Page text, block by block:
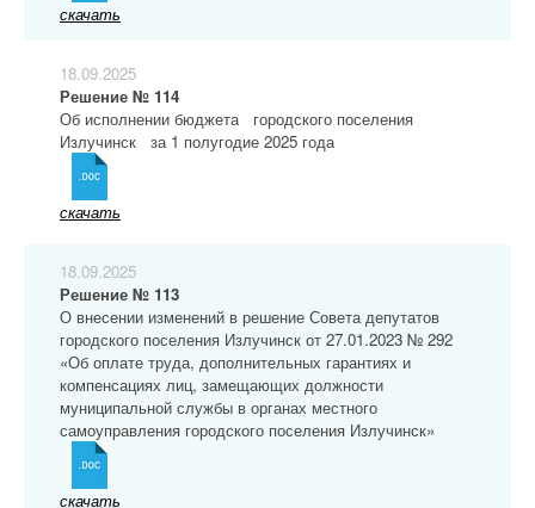
скачать
18.09.2025
Решение № 114
Об исполнении бюджета городского поселения
Излучинск за 1 полугодие 2025 года
скачать
18.09.2025
Решение № 113
О внесении изменений в решение Совета депутатов
городского поселения Излучинск от 27.01.2023 № 292
«Об оплате труда, дополнительных гарантиях и
компенсациях лиц, замещающих должности
муниципальной службы в органах местного
самоуправления городского поселения Излучинск»
скачать